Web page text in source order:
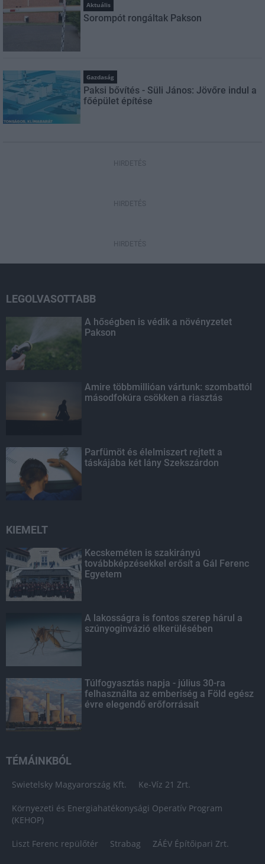
Aktuális
Sorompót rongáltak Pakson
Gazdaság
Paksi bővítés - Süli János: Jövőre indul a
főépület építése
HIRDETÉS
HIRDETÉS
HIRDETÉS
LEGOLVASOTTABB
A hőségben is védik a növényzetet
Pakson
Amire többmillióan vártunk: szombattól
másodfokúra csökken a riasztás
Parfümöt és élelmiszert rejtett a
táskájába két lány Szekszárdon
KIEMELT
Kecskeméten is szakirányú
továbbképzésekkel erősít a Gál Ferenc
Egyetem
A lakosságra is fontos szerep hárul a
szúnyoginvázió elkerülésében
Túlfogyasztás napja - július 30-ra
felhasználta az emberiség a Föld egész
évre elegendő erőforrásait
TÉMÁINKBÓL
Swietelsky Magyarország Kft. Ke-Víz 21 Zrt.
Környezeti és Energiahatékonysági Operatív Program
(KEHOP)
Liszt Ferenc repülőtér Strabag ZÁÉV Építőipari Zrt.